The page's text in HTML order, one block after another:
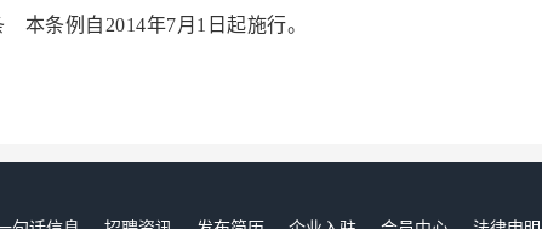
自2014年7月1日起施行。